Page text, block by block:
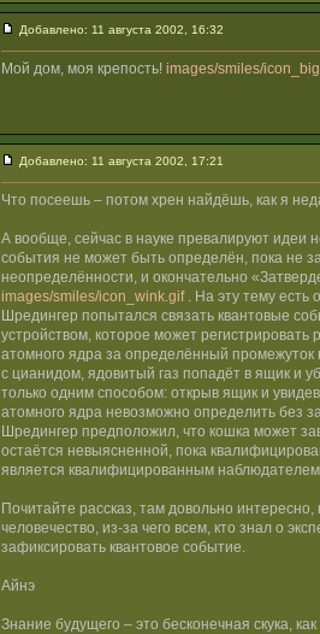
Добавлено: 11 августа 2002, 16:32
Мой дом, моя крепость! images/smiles/
Добавлено: 11 августа 2002, 17:21
Что посеешь – потом хрен найдёшь, как я
А вообще, сейчас в науке превалируют идеи
события не может быть определён, пока не
неопределённости, и окончательно
images/smiles/icon_wink.gif. На эту тему есть
Шредингер попытался связать квантовые
устройством, которое может
атомного ядра за определённый промежуток
с цианидом, ядовитый газ попадёт в ящик и
только одним способом: открыв ящик и
атомного ядра невозможно определить без
Шредингер предположил, что кошка может
остаётся невыясненной, пока
является квалифицированным
Почитайте рассказ, там довольно
человечество, из-за чего всем, кто знал о
зафиксировать квантовое событие.
Айнэ
Знание будущего – это бесконечная скука,